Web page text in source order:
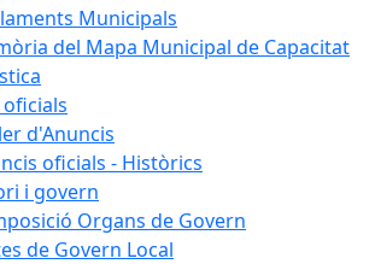
Municipals
del Mapa Municipal de Capacitat
d'Anuncis
oficials - Històrics
i govern
Organs de Govern
de Govern Local